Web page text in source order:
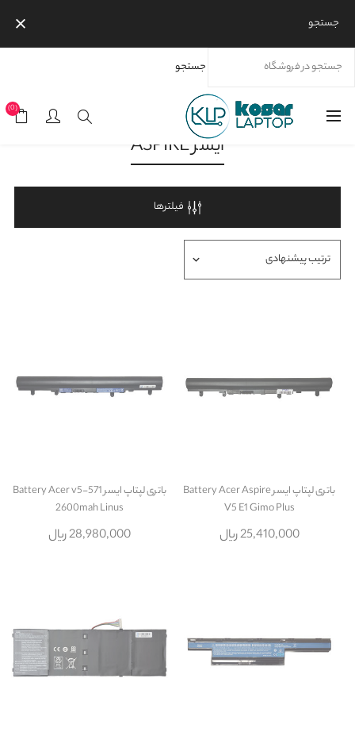
جستجو
جستجو
(0)
ایسر ASPIRE
فیلترها
باتری لپتاپ ایسر Battery Acer Aspire
V5 E1 Gimo Plus
25,410,000 ریال
باتری لپتاپ ایسر Battery Acer v5-571
2600mah Linus
28,980,000 ریال